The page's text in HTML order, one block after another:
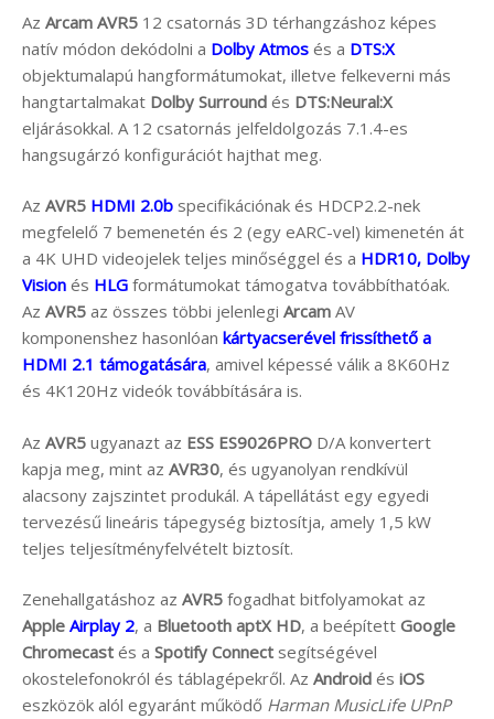
Az Arcam AVR5 12 csatornás 3D térhangzáshoz képes
natív módon dekódolni a Dolby Atmos és a DTS:X
objektumalapú hangformátumokat, illetve felkeverni más
hangtartalmakat Dolby Surround és DTS:Neural:X
eljárásokkal. A 12 csatornás jelfeldolgozás 7.1.4-es
hangsugárzó konfigurációt hajthat meg.
Az AVR5 HDMI 2.0b specifikációnak és HDCP2.2-nek
megfelelő 7 bemenetén és 2 (egy eARC-vel) kimenetén át
a 4K UHD videojelek teljes minőséggel és a HDR10, Dolby
Vision és HLG formátumokat támogatva továbbíthatóak.
Az AVR5 az összes többi jelenlegi Arcam AV
komponenshez hasonlóan kártyacserével frissíthető a
HDMI 2.1 támogatására, amivel képessé válik a 8K60Hz
és 4K120Hz videók továbbítására is.
Az AVR5 ugyanazt az ESS ES9026PRO D/A konvertert
kapja meg, mint az AVR30, és ugyanolyan rendkívül
alacsony zajszintet produkál. A tápellátást egy egyedi
tervezésű lineáris tápegység biztosítja, amely 1,5 kW
teljes teljesítményfelvételt biztosít.
Zenehallgatáshoz az AVR5 fogadhat bitfolyamokat az
Apple Airplay 2, a Bluetooth aptX HD, a beépített Google
Chromecast és a Spotify Connect segítségével
okostelefonokról és táblagépekről. Az Android és iOS
eszközök alól egyaránt működő Harman MusicLife UPnP